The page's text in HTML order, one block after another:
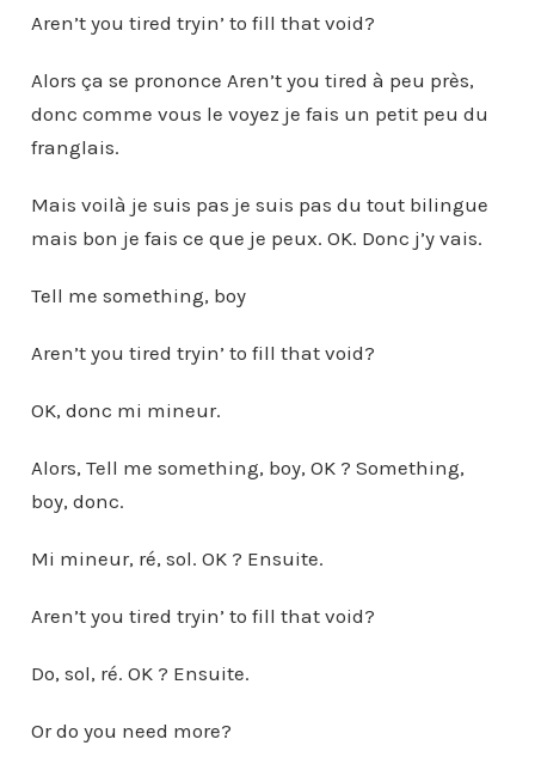
Aren’t you tired tryin’ to fill that void?
Alors ça se prononce Aren’t you tired à peu près,
donc comme vous le voyez je fais un petit peu du
franglais.
Mais voilà je suis pas je suis pas du tout bilingue
mais bon je fais ce que je peux. OK. Donc j’y vais.
Tell me something, boy
Aren’t you tired tryin’ to fill that void?
OK, donc mi mineur.
Alors, Tell me something, boy, OK ? Something,
boy, donc.
Mi mineur, ré, sol. OK ? Ensuite.
Aren’t you tired tryin’ to fill that void?
Do, sol, ré. OK ? Ensuite.
Or do you need more?